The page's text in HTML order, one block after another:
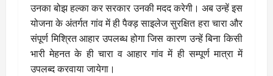
उनका बोझ हल्का कर सरकार उनकी मदद करेगी। अब उन्हें इस
योजना के अंतर्गत गांव में ही पैक्ड़ साइलेज सुरक्षित हरा चारा और
संपूर्ण मिश्रित आहार उपलब्ध होगा जिस कारण उन्हें बिना किसी
भारी मेहनत के ही चारा व आहार गांव में ही सम्पूर्ण मात्रा में
उपलब्द करवाया जायेगा।